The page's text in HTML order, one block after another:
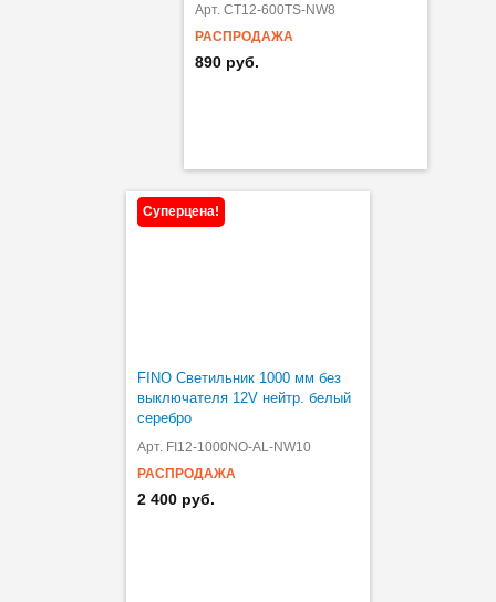
Арт. CT12-600TS-NW8
РАСПРОДАЖА
890 руб.
ХИТ
Суперцена!
FINO Cветильник 1000 мм без
выключателя 12V нейтр. белый
серебро
Арт. FI12-1000NO-AL-NW10
РАСПРОДАЖА
2 400 руб.